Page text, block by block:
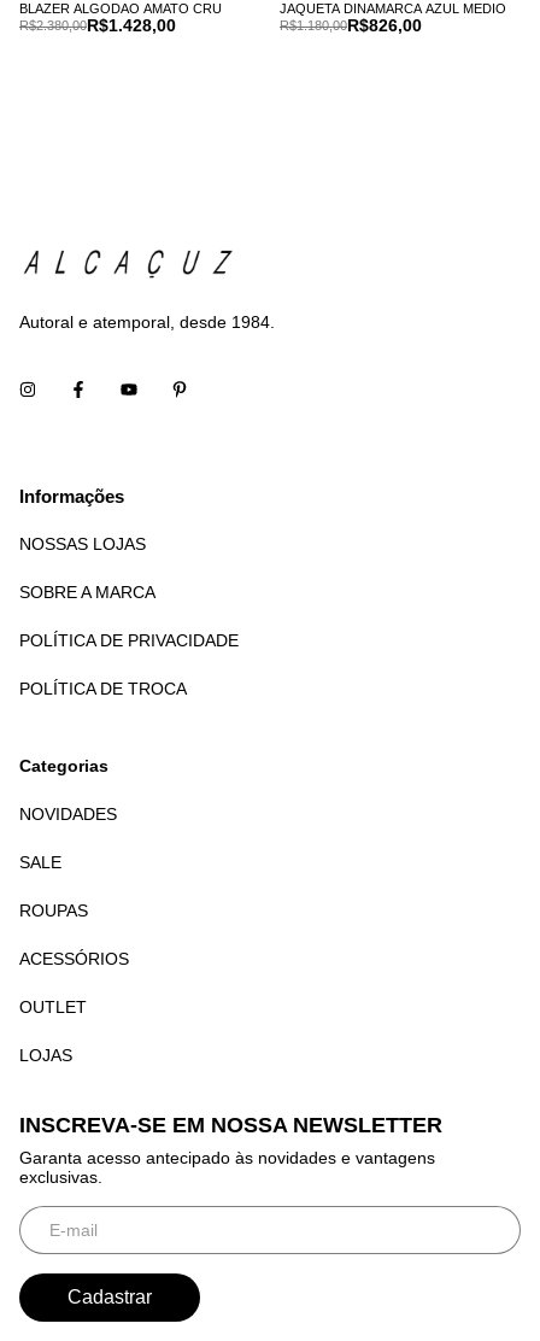
BLAZER ALGODAO AMATO CRU
R$1.428,00
R$2.380,00
JAQUETA DINAMARCA AZUL MEDIO
R$826,00
R$1.180,00
Autoral e atemporal, desde 1984.
Informações
NOSSAS LOJAS
SOBRE A MARCA
POLÍTICA DE PRIVACIDADE
POLÍTICA DE TROCA
Categorias
NOVIDADES
SALE
ROUPAS
ACESSÓRIOS
OUTLET
LOJAS
INSCREVA-SE EM NOSSA NEWSLETTER
Garanta acesso antecipado às novidades e vantagens
exclusivas.